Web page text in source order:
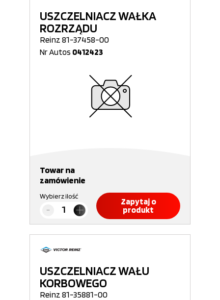
USZCZELNIACZ WAŁKA
ROZRZĄDU
Reinz 81-37458-00
Nr Autos 0412423
Towar na
zamówienie
Wybierz ilość
Zapytaj o
produkt
USZCZELNIACZ WAŁU
KORBOWEGO
Reinz 81-35881-00